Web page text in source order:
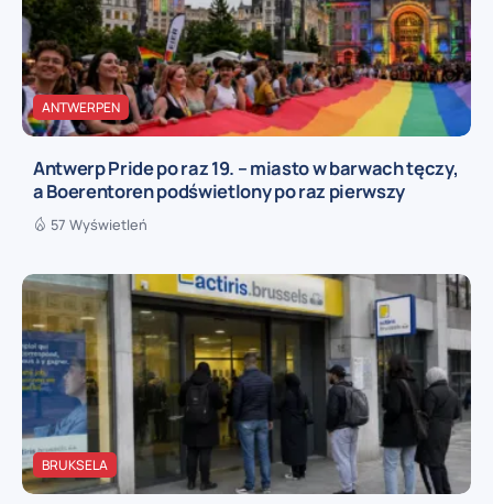
ANTWERPEN
Antwerp Pride po raz 19. – miasto w barwach tęczy,
a Boerentoren podświetlony po raz pierwszy
57 Wyświetleń
BRUKSELA